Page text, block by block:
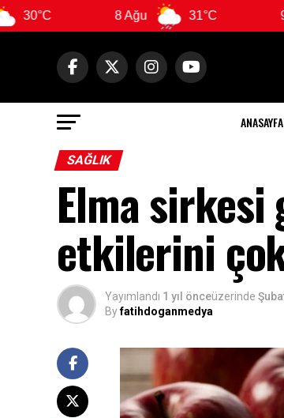
8 Ağu 31°C 9 Ağu
ANASAYFA
SAĞLIK
Elma sirkesi
etkilerini
Yayımlandı 1 yıl önceüzerinde
Byfatihdoganmedya